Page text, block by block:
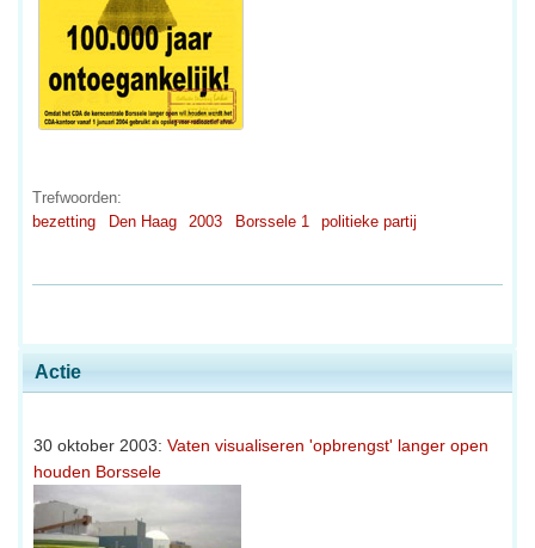
Actie
30 oktober 2003: Vaten visualiseren 'opbrengst' langer open
houden Borssele
Trefwoorden:
bezetting
Den Haag 2003 Borssele 1 politieke partij